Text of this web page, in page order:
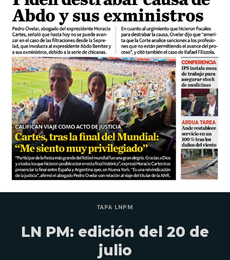
TAPA LNPM
LN PM: edición del 20 de
julio